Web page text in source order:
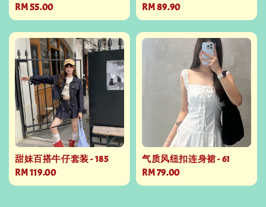
Regular
price
RM 55.00
Regular
price
RM 89.90
甜妹百搭牛仔套装 - 185
Regular
price
RM 119.00
气质风纽扣连身裙 - 61
Regular
price
RM 79.00